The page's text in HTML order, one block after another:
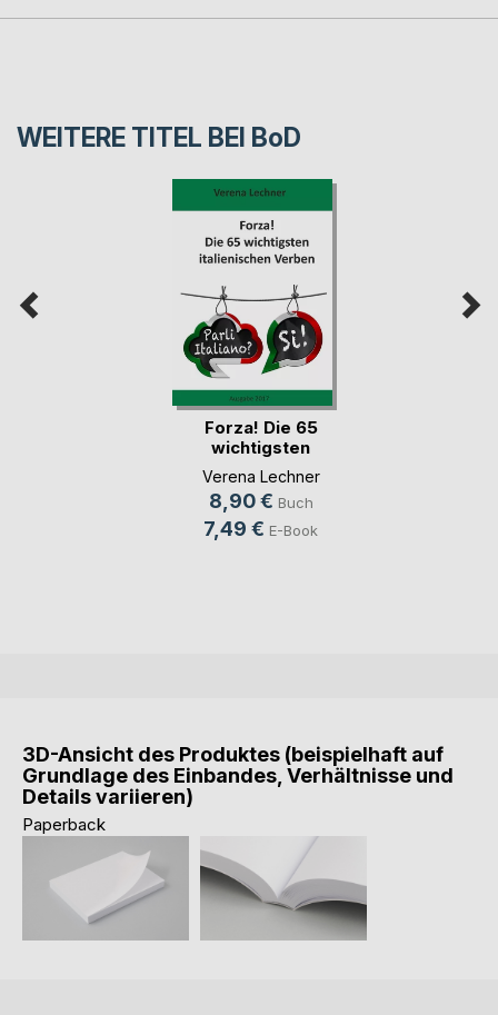
WEITERE TITEL BEI BoD
Forza! Die 65
wichtigsten
italieni(...)
Verena Lechner
8,90 € Buch
7,49 € E-Book
3D-Ansicht des Produktes (beispielhaft auf
Grundlage des Einbandes, Verhältnisse und
Details variieren)
Paperback